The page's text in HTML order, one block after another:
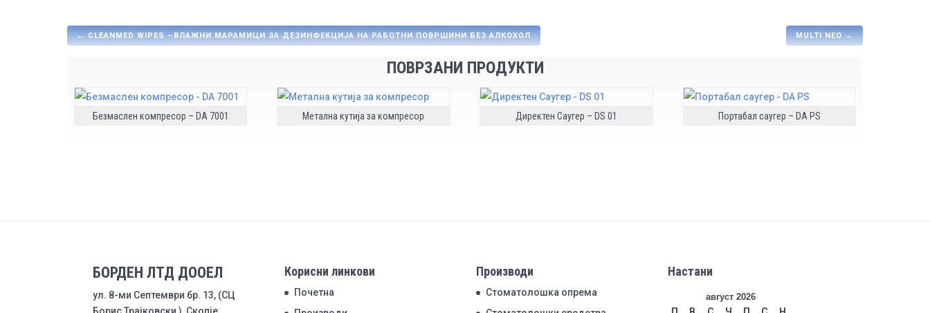
←CLEANMED WIPES –ВЛАЖНИ МАРАМИЦИ ЗА ДЕЗИНФЕКЦИЈА НА РАБОТНИ ПОВРШИНИ БЕЗ АЛКОХОЛ MULTI NEO→
ПОВРЗАНИ ПРОДУКТИ
Безмаслен компресор – DA 7001 Метална кутија за компресор Директен Саугер – DS 01 Портабал саугер – DA РS
БОРДЕН ЛТД ДООЕЛ
ул. 8-ми Септември бр. 13, (СЦ
Корисни линкови
Почетна
Производи
Стоматолошка опрема
Настани
август 2026